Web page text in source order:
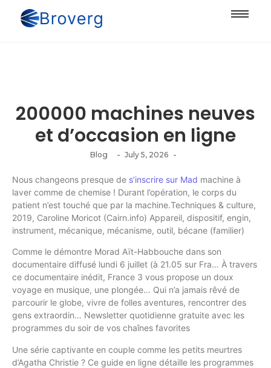
200000 machines neuves
et d’occasion en ligne
Blog - July 5, 2026 -
Nous changeons presque de s’inscrire sur Mad machine à
laver comme de chemise ! Durant l’opération, le corps du
patient n’est touché que par la machine.Techniques & culture,
2019, Caroline Moricot (Cairn.info) Appareil, dispositif, engin,
instrument, mécanique, mécanisme, outil, bécane (familier)
Comme le démontre Morad Aït-Habbouche dans son
documentaire diffusé lundi 6 juillet (à 21.05 sur Fra… À travers
ce documentaire inédit, France 3 vous propose un doux
voyage en musique, une plongée… Qui n’a jamais rêvé de
parcourir le globe, vivre de folles aventures, rencontrer des
gens extraordin… Newsletter quotidienne gratuite avec les
programmes du soir de vos chaînes favorites
Une série captivante en couple comme les petits meurtres
d’Agatha Christie ? Ce guide en ligne détaille les programmes